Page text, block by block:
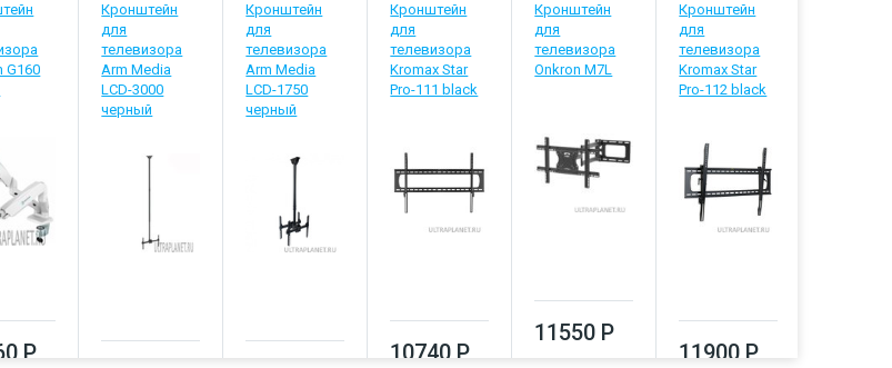
G160
Р
Кронштейн
для
телевизора
Arm Media
LCD-3000
черный
Кронштейн
для
телевизора
Arm Media
LCD-1750
черный
Кронштейн
для
телевизора
Kromax Star
Pro-111 black
10740 Р
Кронштейн
для
телевизора
Onkron M7L
11550 Р
Кронштейн
для
телевизора
Kromax Star
Pro-112 black
11900 Р